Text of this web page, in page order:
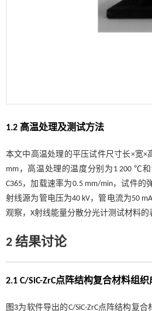
1.2 高温处理及测试方法
本文中高温处理的平压试件尺寸长×宽×
mm，高温处理的温度分别为1 200 ℃
C365，加载速率为0.5 mm/min，试件
射线源为管电压为40 kV，管电流为50
观察，X射线能量分散分光计测试材料的
2 结果讨论
2.1 C/SiC-ZrC点阵结构复合材料组
图3为软件导出的C/SiC-ZrC点阵结构复